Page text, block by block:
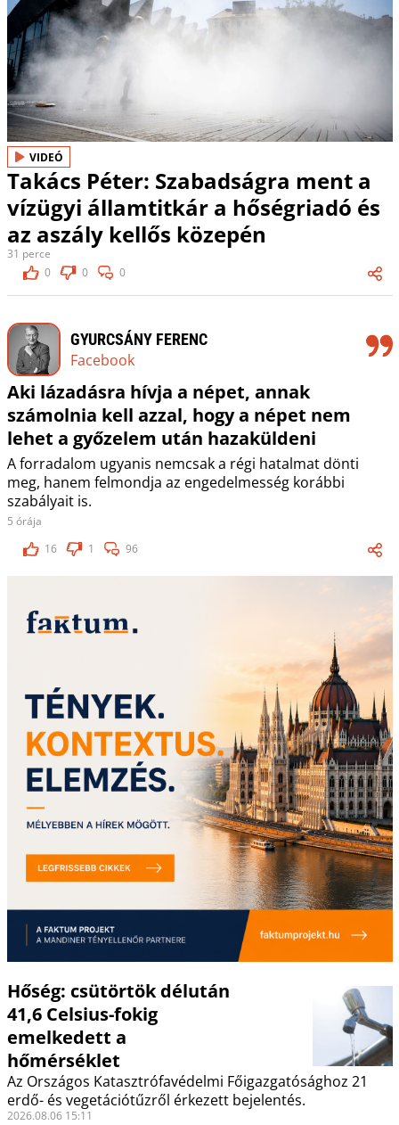
VIDEÓ
Takács Péter: Szabadságra ment a
vízügyi államtitkár a hőségriadó és
az aszály kellős közepén
31 perce
0
0 0
GYURCSÁNY FERENC
Facebook
Aki lázadásra hívja a népet, annak
számolnia kell azzal, hogy a népet nem
lehet a győzelem után hazaküldeni
A forradalom ugyanis nemcsak a régi hatalmat dönti
meg, hanem felmondja az engedelmesség korábbi
szabályait is.
5 órája
16
1 96
Hőség: csütörtök délután
41,6 Celsius-fokig
emelkedett a
hőmérséklet
Az Országos Katasztrófavédelmi Főigazgatósághoz 21
erdő- és vegetációtűzről érkezett bejelentés.
2026.08.06 15:11